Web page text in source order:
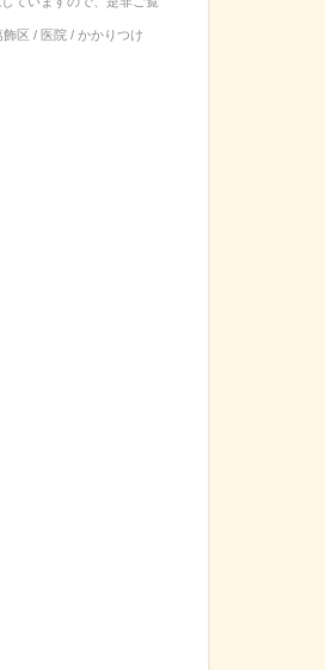
区 / 医院 / かかりつけ